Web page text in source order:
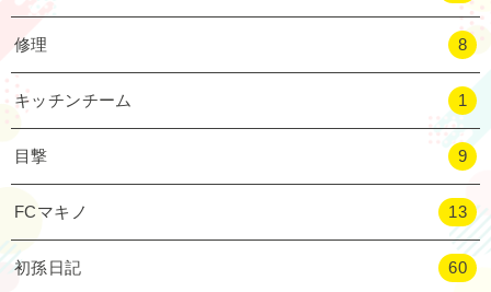
修理 8
キッチンチーム 1
目撃 9
FCマキノ 13
初孫日記 60